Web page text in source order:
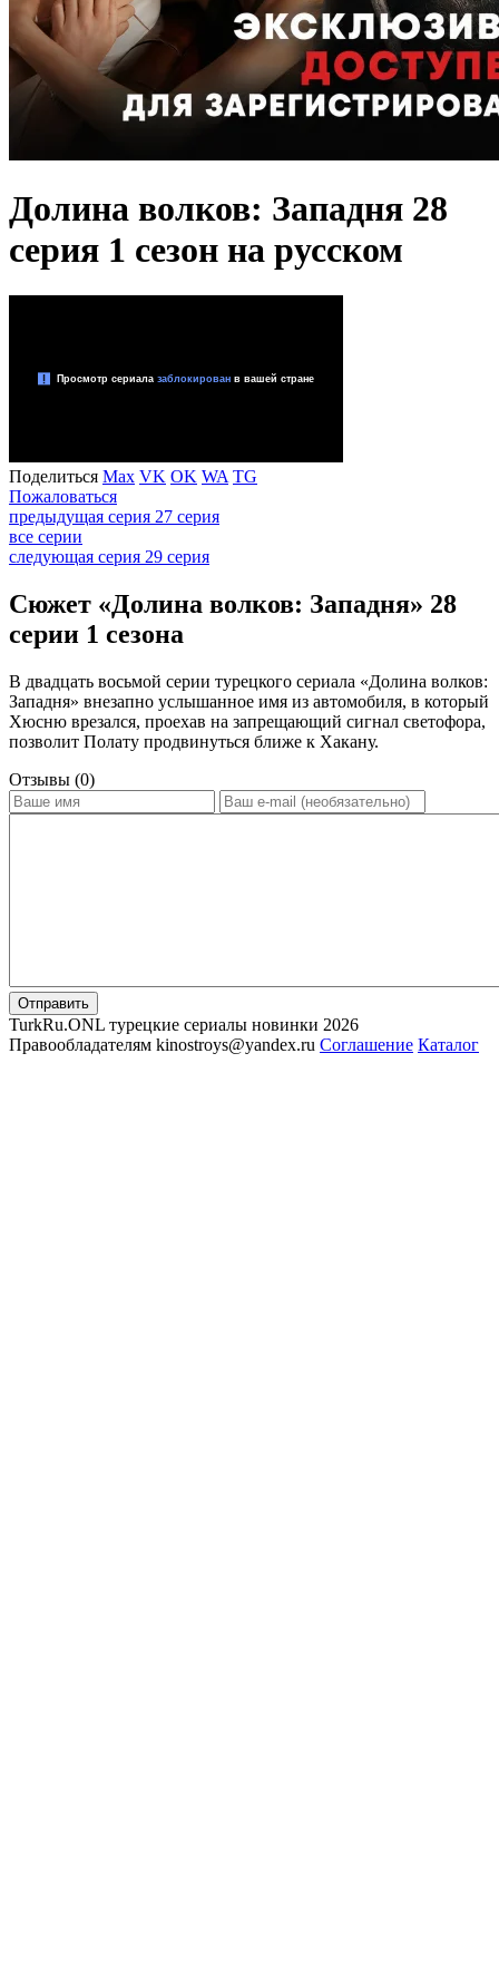
Долина волков: Западня 28
серия 1 сезон на русском
Поделиться Max VK OK WA TG
Пожаловаться
предыдущая серия 27 серия
все серии
следующая серия 29 серия
Сюжет «Долина волков: Западня» 28
серии 1 сезона
В двадцать восьмой серии турецкого сериала «Долина волков:
Западня» внезапно услышанное имя из автомобиля, в который
Хюсню врезался, проехав на запрещающий сигнал светофора,
позволит Полату продвинуться ближе к Хакану.
Отзывы (0)
Отправить
TurkRu.ONL турецкие сериалы новинки 2026
Правообладателям kinostroys@yandex.ru Соглашение Каталог